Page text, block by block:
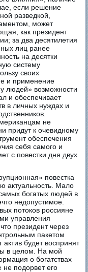
если решение
разведкой,
может
как президент
за два десятилетия
лиц ранее
на десятки
систему
своих
и применение
людей» возможности
и обеспечивает
в личных нуждах и
не
придут к очевидному
обеспечения
себя самого и
с повестки дня двух
повестка
актуальность. Мало
богатых людей в
недопустимое.
потоков россияне
управления
президент через
пакетом
актив будет воспринят
в целом. На мой
о богатствах
не подорвет его